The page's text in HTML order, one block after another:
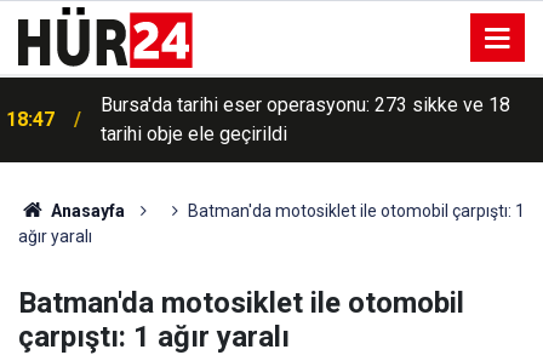
18:47
Bursa'da tarihi eser operasyonu: 273 sikke ve 18
tarihi obje ele geçirildi
Anasayfa
Batman'da motosiklet ile otomobil çarpıştı: 1
ağır yaralı
Batman'da motosiklet ile otomobil
çarpıştı: 1 ağır yaralı